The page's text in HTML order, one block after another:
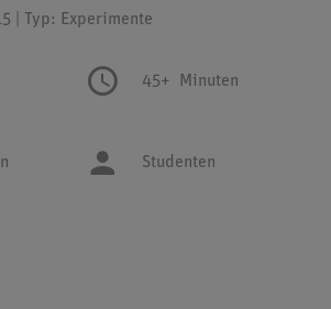
| Typ: Experimente
45+ Minuten
Studenten